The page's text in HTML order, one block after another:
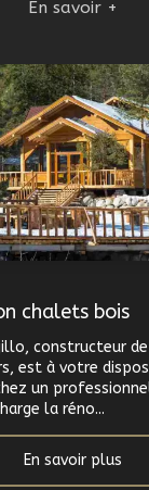
En savoir +
chalets bois
constructeur
est à votre
un
la réno...
En savoir plus